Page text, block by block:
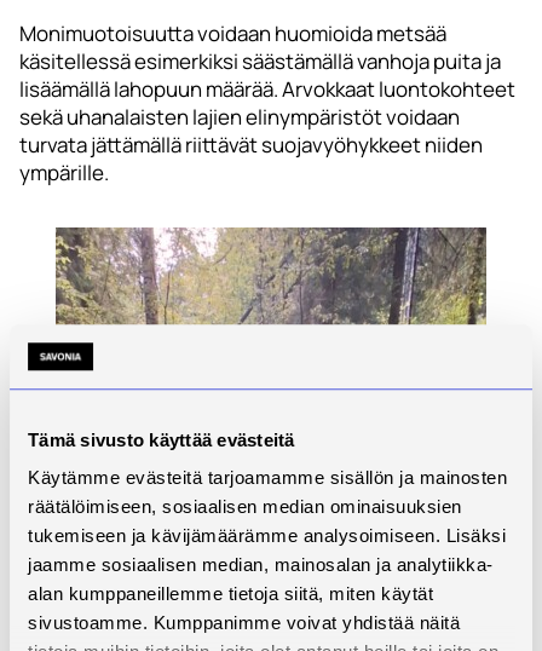
Tämä sivusto käyttää evästeitä
Käytämme evästeitä tarjoamamme sisällön ja mainosten
räätälöimiseen, sosiaalisen median ominaisuuksien
tukemiseen ja kävijämäärämme analysoimiseen. Lisäksi
jaamme sosiaalisen median, mainosalan ja analytiikka-
alan kumppaneillemme tietoja siitä, miten käytät
sivustoamme. Kumppanimme voivat yhdistää näitä
Monimuotoisuutta voidaan huomioida metsää
käsitellessä esimerkiksi säästämällä vanhoja puita ja
lisäämällä lahopuun määrää. Arvokkaat luontokohteet
sekä uhanalaisten lajien elinympäristöt voidaan
turvata jättämällä riittävät suojavyöhykkeet niiden
ympärille.